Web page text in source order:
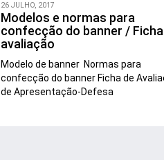
26 JULHO, 2017
Modelos e normas para
confecção do banner /
avaliação
Modelo de banner Normas para
confecção do banner Ficha de
de Apresentação-Defesa